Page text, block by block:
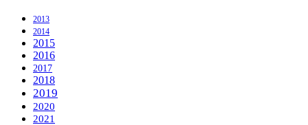
2013
2014
2015
2016
2017
2018
2019
2020
2021